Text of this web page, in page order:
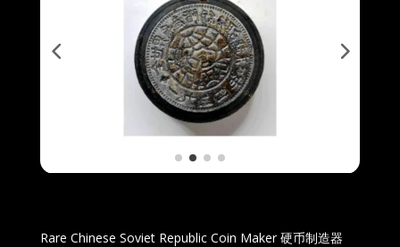
Rare Chinese Soviet Republic Coin Maker 硬币制造器